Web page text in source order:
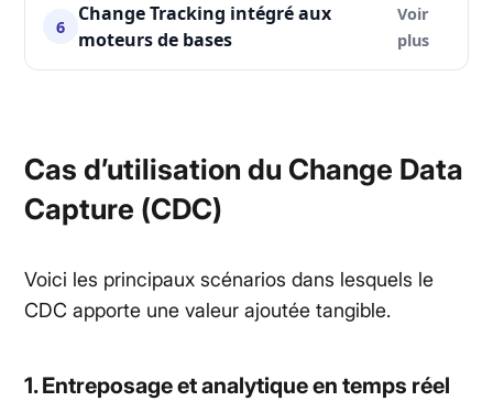
6
Change Tracking intégré aux
moteurs de bases
Cas d’utilisation du Change Data
Capture (CDC)
Voici les principaux scénarios dans lesquels le
CDC apporte une valeur ajoutée tangible.
1. Entreposage et analytique en temps réel